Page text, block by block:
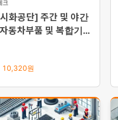
크
화공단] 주간 및 야간
동차부품 및 복합기
10,320원